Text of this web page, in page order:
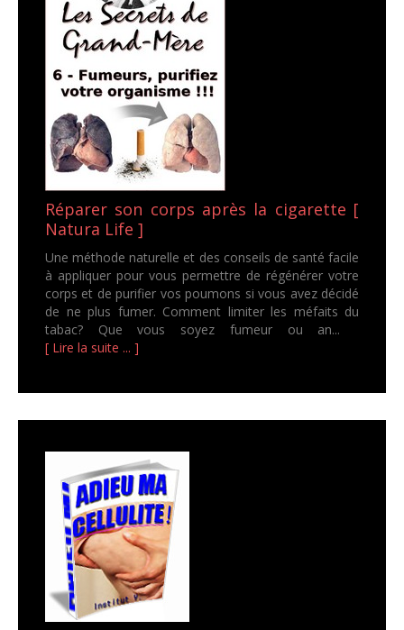
Réparer son corps après la cigarette [
Natura Life ]
Une méthode naturelle et des conseils de santé facile
à appliquer pour vous permettre de régénérer votre
corps et de purifier vos poumons si vous avez décidé
de ne plus fumer. Comment limiter les méfaits du
tabac? Que vous soyez fumeur ou an...
[ Lire la suite ... ]